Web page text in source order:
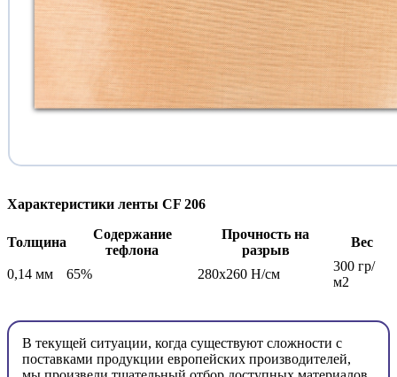
Характеристики ленты CF 206
Толщина
Содержание
тефлона
Прочность на
разрыв
Вес
0,14 мм 65% 280х260 Н/см
300 гр/
м2
В текущей ситуации, когда существуют сложности с
поставками продукции европейских производителей,